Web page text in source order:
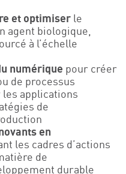
et optimiserle
agent biologique,
à l’échelle
numérique pour créer
de processus
applications
de
en
les cadres d’actions
de
durable